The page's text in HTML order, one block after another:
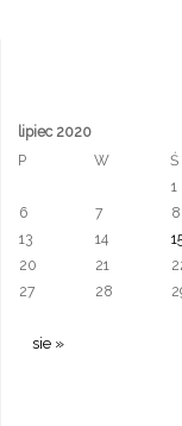
lipiec 2020
P
W Ś
1
6
7 8
13
14
20
21
27
28
sie »